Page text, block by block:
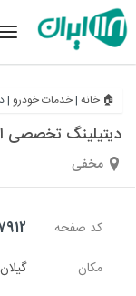
🏠 خانه|خدمات خودرو|
دیتیلینگ تخصصی
مخفی
کد صفحه
مکان
گیلان